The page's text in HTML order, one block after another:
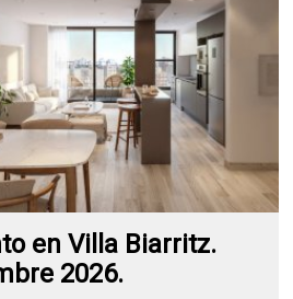
en Villa Biarritz.
2026.